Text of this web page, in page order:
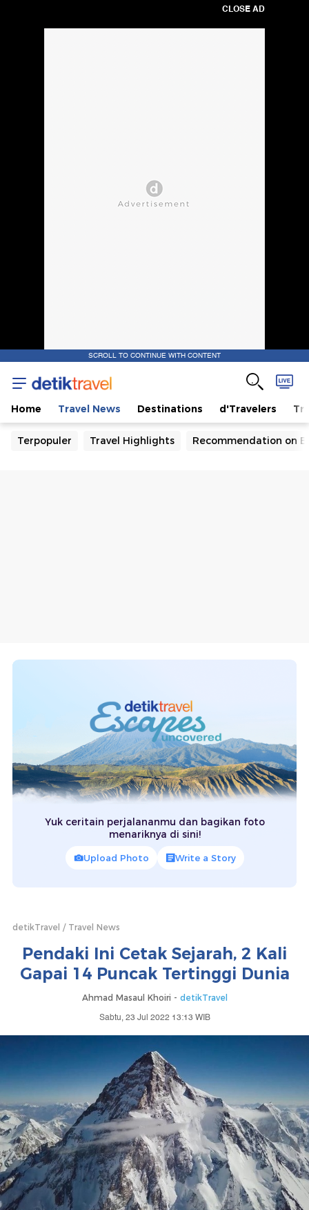
CLOSE AD
SCROLL TO CONTINUE WITH CONTENT
Home Travel News Destinations d'Travelers
Terpopuler Travel Highlights Recommendation on
Yuk ceritain perjalananmu dan bagikan foto
menariknya di sini!
Upload Photo Write a Story
detikTravel Travel News
Pendaki Ini Cetak Sejarah, 2 Kali
Gapai 14 Puncak Tertinggi Dunia
Ahmad Masaul Khoiri - detikTravel
Sabtu, 23 Jul 2022 13:13 WIB